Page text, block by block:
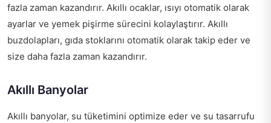
fazla zaman kazandırır. Akıllı ocaklar, ısıyı otomatik olarak
ayarlar ve yemek pişirme sürecini kolaylaştırır. Akıllı
buzdolapları, gıda stoklarını otomatik olarak takip eder ve
size daha fazla zaman kazandırır.
Akıllı Banyolar
Akıllı banyolar, su tüketimini optimize eder ve su tasarrufu